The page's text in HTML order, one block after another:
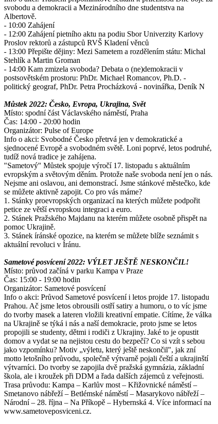
svobodu a demokracii a Mezinárodního dne studentstva na
Albertově.
- 10:00 Zahájení
- 12:00 Zahájení pietního aktu na podiu Sbor Univerzity Karlovy
Proslov rektorů a zástupců RVŠ Kladení věnců
- 13:00 Přepište dějiny: Mezi Sametem a rozdělením státu: Michal
Stehlík a Martin Groman
- 14:00 Kam zmizela svoboda? Debata o (ne)demokracii v
postsovětském prostoru: PhDr. Michael Romancov, Ph.D. -
politický geograf, PhDr. Petra Procházková - novinářka, Deník N
Můstek 2022: Česko, Evropa, Ukrajina, Svět
Místo: spodní část Václavského náměstí, Praha
Čas: 14:00 - 20:00 hodin
Organizátor: Pulse of Europe
Info o akci: Svobodné Česko přetrvá jen v demokratické a
sjednocené Evropě a svobodném světě. Loni poprvé, letos podruhé,
tudíž nová tradice je zahájena.
"Sametový" Můstek spojuje výročí 17. listopadu s aktuálním
evropským a světovým děním. Protože naše svoboda není jen o nás.
Nejsme ani oslavou, ani demonstrací. Jsme stánkové městečko, kde
se můžete aktivně zapojit. Co pro vás máme?
1. Stánky proevropských organizací na kterých můžete podpořit
petice ze větší evropskou integraci a euro.
2. Stánek Pražského Majdanu na kterém můžete osobně přispět na
pomoc Ukrajině.
3. Stánek íránské opozice, na kterém se můžete blíže seznámit s
aktuální revoluci v Íránu.
Sametové posvícení 2022: VÝLET JEŠTĚ NESKONČIL!
Místo: průvod začíná v parku Kampa v Praze
Čas: 15:00 - 19:00 hodin
Organizátor: Sametové posvícení
Info o akci: Průvod Sametové posvícení i letos projde 17. listopadu
Prahou. Ač jsme letos obrousili ostří satiry a humoru, o to víc jsme
do tvorby masek a lateren vložili kreativní empatie. Cítíme, že válka
na Ukrajině se týká i nás a naší demokracie, proto jsme se letos
propojili se studenty, dětmi i rodiči z Ukrajiny. Jaké to je opustit
domov a vydat se na nejistou cestu do bezpečí? Co si vzít s sebou
jako vzpomínku? Motiv „výletu, který ještě neskončil", jak zní
motto letošního průvodu, společně výtvarně pojali čeští a ukrajinští
výtvarníci. Do tvorby se zapojila dvě pražská gymnázia, základní
škola, ale i kroužek při DDM a řada dalších zájemců z veřejnosti.
Trasa průvodu: Kampa – Karlův most – Křižovnické náměstí –
Smetanovo nábřeží – Betlémské náměstí – Masarykovo nábřeží –
Národní – 28. října – Na Příkopě – Hybernská 4. Více informací na
www.sametoveposviceni.cz.